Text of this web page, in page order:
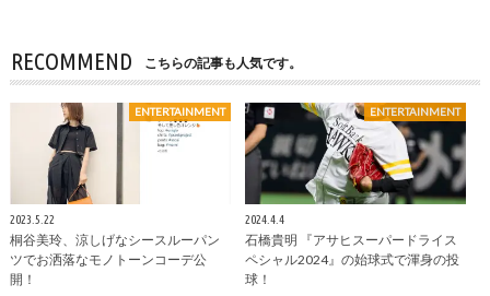
RECOMMEND こちらの記事も人気です。
ENTERTAINMENT
2023.5.22
桐谷美玲、涼しげなシースルーパン
ツでお洒落なモノトーンコーデ公
開！
ENTERTAINMENT
2024.4.4
石橋貴明 『アサヒスーパードライス
ペシャル2024』の始球式で渾身の投
球！